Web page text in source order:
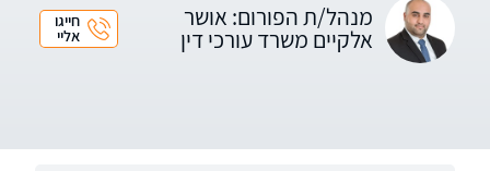
מנהל/ת הפורום: אושר
אלקיים משרד עורכי דין
חייגו
אליי